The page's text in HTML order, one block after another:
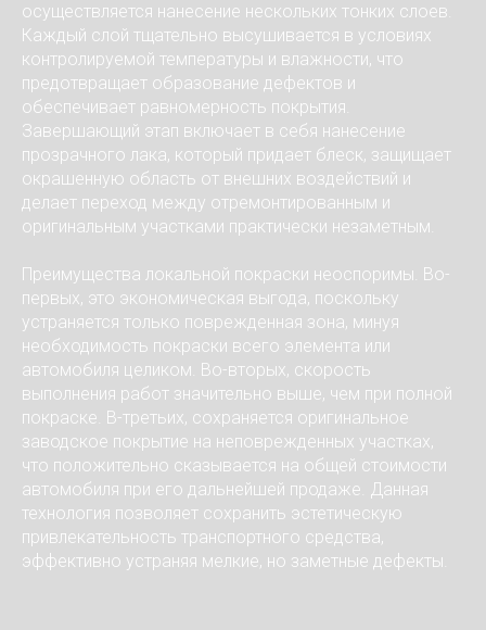
осуществляется нанесение нескольких тонких слоев.
Каждый слой тщательно высушивается в условиях
контролируемой температуры и влажности, что
предотвращает образование дефектов и
обеспечивает равномерность покрытия.
Завершающий этап включает в себя нанесение
прозрачного лака, который придает блеск, защищает
окрашенную область от внешних воздействий и
делает переход между отремонтированным и
оригинальным участками практически незаметным.
Преимущества локальной покраски неоспоримы. Во-
первых, это экономическая выгода, поскольку
устраняется только поврежденная зона, минуя
необходимость покраски всего элемента или
автомобиля целиком. Во-вторых, скорость
выполнения работ значительно выше, чем при полной
покраске. В-третьих, сохраняется оригинальное
заводское покрытие на неповрежденных участках,
что положительно сказывается на общей стоимости
автомобиля при его дальнейшей продаже. Данная
технология позволяет сохранить эстетическую
привлекательность транспортного средства,
эффективно устраняя мелкие, но заметные дефекты.